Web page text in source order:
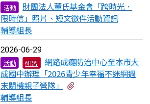
活動
財團法人董氏基金會「跨時光．
限時信」照片、短文徵件活動資訊
輔導組長
2026-06-29
活動 研習
網路成癮防治中心至本市大
成國中辦理「2026青少年幸福不迷網週
末關機親子營隊」
輔導組長